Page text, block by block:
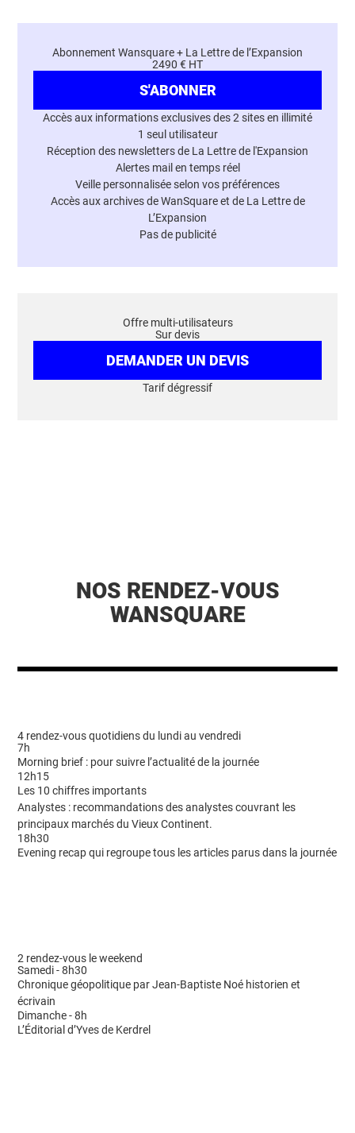
Abonnement Wansquare + La Lettre de l’Expansion
2490 € HT
S'ABONNER
Accès aux informations exclusives des 2 sites en illimité
1 seul utilisateur
Réception des newsletters de La Lettre de l'Expansion
Alertes mail en temps réel
Veille personnalisée selon vos préférences
Accès aux archives de WanSquare et de La Lettre de
L’Expansion
Pas de publicité
Offre multi-utilisateurs
Sur devis
DEMANDER UN DEVIS
Tarif dégressif
NOS RENDEZ-VOUS
WANSQUARE
4 rendez-vous quotidiens du lundi au vendredi
7h
Morning brief : pour suivre l’actualité de la journée
12h15
Les 10 chiffres importants
Analystes : recommandations des analystes couvrant les
principaux marchés du Vieux Continent.
18h30
Evening recap qui regroupe tous les articles parus dans la journée
2 rendez-vous le weekend
Samedi - 8h30
Chronique géopolitique par Jean-Baptiste Noé historien et
écrivain
Dimanche - 8h
L’Éditorial d’Yves de Kerdrel